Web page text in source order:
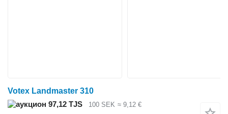
Votex Landmaster 310
97,12 TJS
100 SEK ≈ 9,12 €